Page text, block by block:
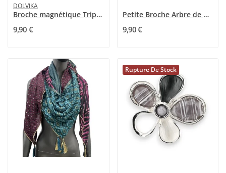
DOLVIKA
Broche magnétique Triple Cœurs Argentée
9,90 €
Petite Broche Arbre de Vie Magnétique Multicolore
9,90 €
Rupture De Stock